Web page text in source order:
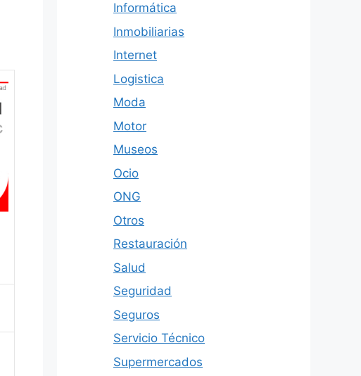
Informática
Inmobiliarias
Internet
Logistica
Moda
Motor
Museos
Ocio
ONG
Otros
Restauración
Salud
Seguridad
Seguros
Servicio Técnico
Supermercados